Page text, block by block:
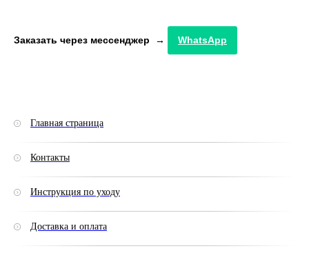
Заказать через мессенджер → WhatsApp
Главная страница
Контакты
Инструкция по уходу
Доставка и оплата